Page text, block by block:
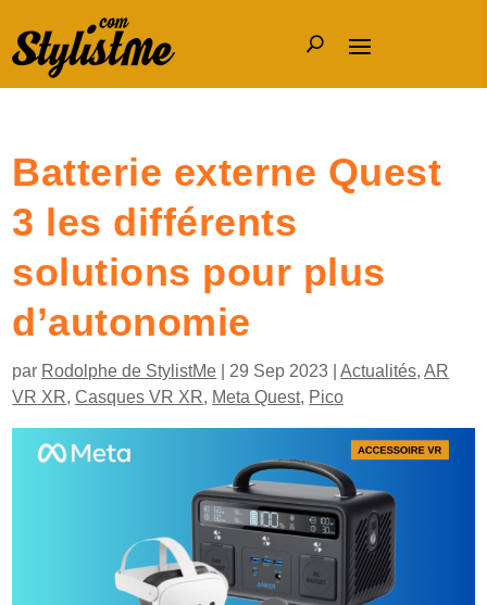
Batterie externe Quest
3 les différents
solutions pour plus
d’autonomie
par Rodolphe de StylistMe 29 Sep 2023 |Actualités,AR
VR XR,Casques VR XR, Meta Quest, Pico